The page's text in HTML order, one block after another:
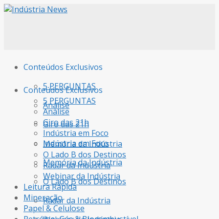
Conteúdos Exclusivos
5 PERGUNTAS
Análise
Giro das 21h
Indústria em Foco
Memória da Indústria
O Lado B dos Destinos
Radar da Indústria
Conteúdos Exclusivos
5 PERGUNTAS
Análise
Giro das 21h
Indústria em Foco
Memória da Indústria
O Lado B dos Destinos
Radar da Indústria
Webinar da Indústria
Leitura Rápida
Mineração
Papel & Celulose